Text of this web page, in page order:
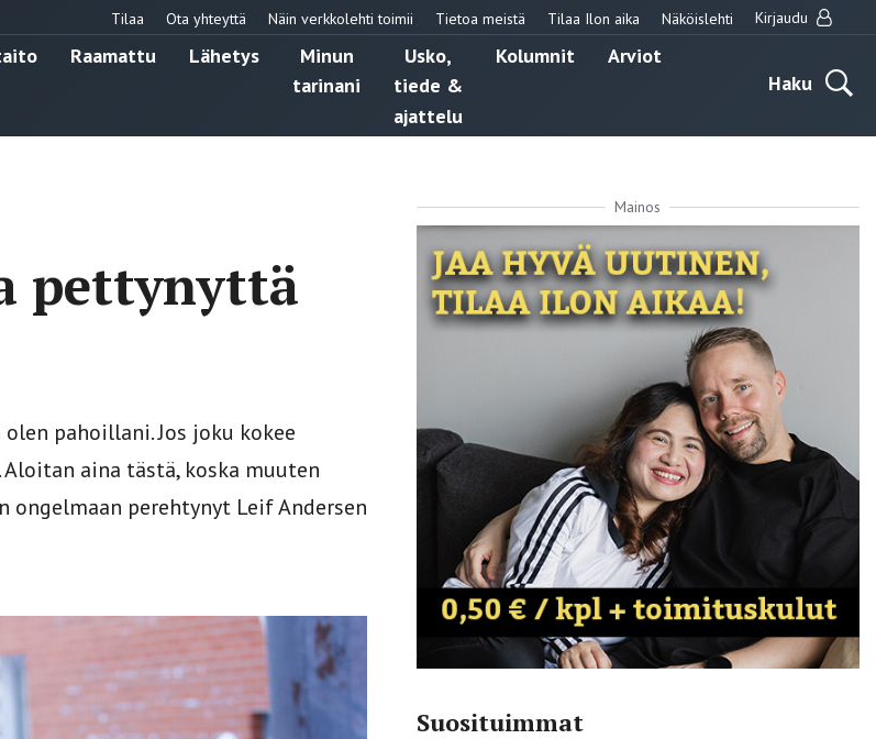
Tilaa Ota yhteyttä Näin verkkolehti toimii Tietoa meistä Tilaa Ilon aika Näköislehti Kirjaudu
Raamattu Lähetys
Minun
tarinani
Usko,
tiede &
ajattelu
Kolumnit
Arviot
Haku
pettynyttä
pahoillani. Jos joku kokee
aina tästä, koska muuten
perehtynyt Leif Andersen
Mainos
Suosituimmat